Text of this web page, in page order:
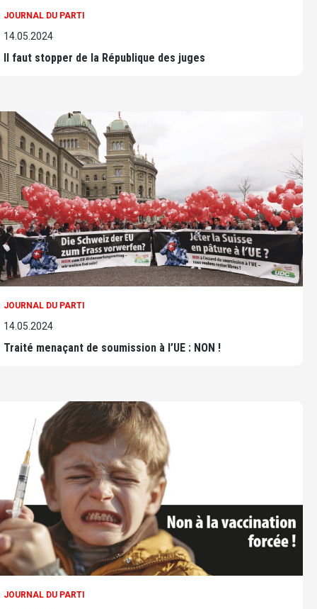
JOURNAL DU PARTI
14.05.2024
Il faut stopper de la République des juges
JOURNAL DU PARTI
14.05.2024
Traité menaçant de soumission à l’UE : NON !
JOURNAL DU PARTI